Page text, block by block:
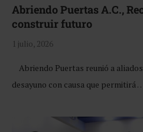
Abriendo Puertas A.C.,
construir futuro
1 julio, 2026
Abriendo Puertas reunió a
desayuno con causa que permitirá